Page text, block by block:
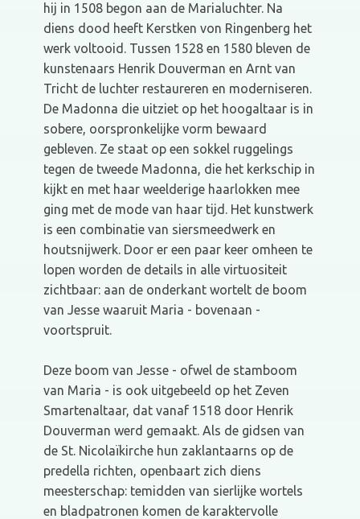
hij in 1508 begon aan de Marialuchter. Na
diens dood heeft Kerstken von Ringenberg het
werk voltooid. Tussen 1528 en 1580 bleven de
kunstenaars Henrik Douverman en Arnt van
Tricht de luchter restaureren en moderniseren.
De Madonna die uitziet op het hoogaltaar is in
sobere, oorspronkelijke vorm bewaard
gebleven. Ze staat op een sokkel ruggelings
tegen de tweede Madonna, die het kerkschip in
kijkt en met haar weelderige haarlokken mee
ging met de mode van haar tijd. Het kunstwerk
is een combinatie van siersmeedwerk en
houtsnijwerk. Door er een paar keer omheen te
lopen worden de details in alle virtuositeit
zichtbaar: aan de onderkant wortelt de boom
van Jesse waaruit Maria - bovenaan -
voortspruit.
Deze boom van Jesse - ofwel de stamboom
van Maria - is ook uitgebeeld op het Zeven
Smartenaltaar, dat vanaf 1518 door Henrik
Douverman werd gemaakt. Als de gidsen van
de St. Nicolaïkirche hun zaklantaarns op de
predella richten, openbaart zich diens
meesterschap: temidden van sierlijke wortels
en bladpatronen komen de karaktervolle